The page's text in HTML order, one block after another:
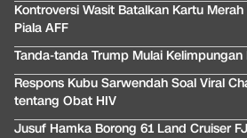
Kontroversi Wasit Batalkan Kartu
Piala AFF
Tanda-tanda Trump Mulai
Respons Kubu Sarwendah Soal Viral
tentang Obat HIV
Jusuf Hamka Borong 61 Land Cruiser